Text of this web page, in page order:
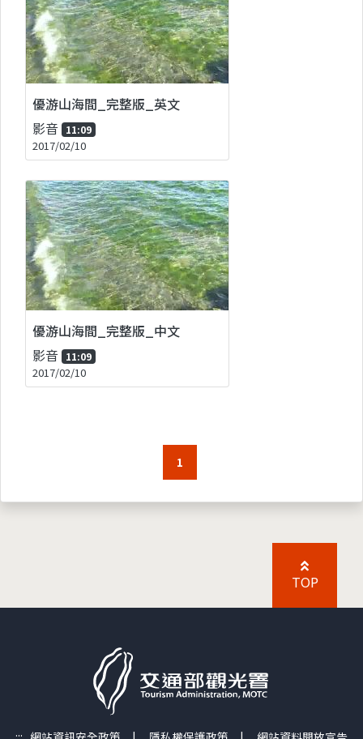
優游山海間_完整版_英文
影音 11:09
2017/02/10
優游山海間_完整版_中文
影音 11:09
2017/02/10
1
TOP